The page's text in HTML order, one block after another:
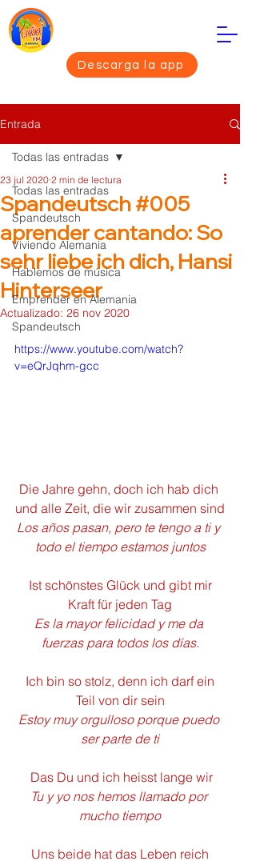
Descarga la app
Entrada
Todas las entradas
Spandeutsch
Viviendo Alemania
Hablemos de música
Emprender en Alemania
Spandeutsch
Todas las entradas
Spandeutsch #005
aprender cantando: So
sehr liebe ich dich, Hansi
Hinterseer
23 jul 2020 2 min de lectura
Actualizado: 26 nov 2020
https://www.youtube.com/watch?
v=eQrJqhm-gcc
Die Jahre gehn, doch ich hab dich
und alle Zeit, die wir zusammen sind
Los años pasan, pero te tengo a ti y
todo el tiempo estamos juntos
Kraft für jeden Tag
Es la mayor felicidad y me da
fuerzas para todos los días.
Teil von dir sein
Estoy muy orgulloso porque puedo
ser parte de ti
Das Du und ich heisst lange wir
Tu y yo nos hemos llamado por
mucho tiempo